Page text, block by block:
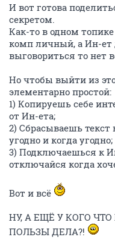
И вот готова
секретом.
Как-то в одном
комп личный, а Ин-ет
выговориться то нет
Но чтобы выйти из
элементарно простой:
1) Копируешь себе
от Ин-ета;
2) Сбрасываешь текст
угодно и когда угодно;
3) Подключаешься к
отключайся когда
Вот и всё
НУ, А ЕЩЁ У КОГО
ПОЛЬЗЫ ДЕЛА?!